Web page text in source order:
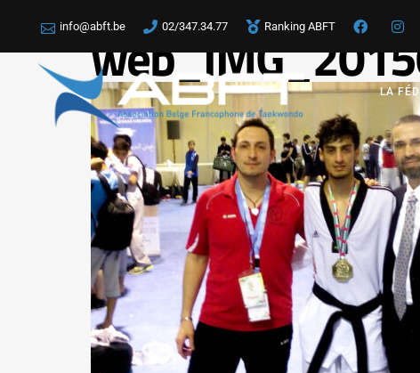
info@abft.be 02/347.34.77 Ranking ABFT
LA